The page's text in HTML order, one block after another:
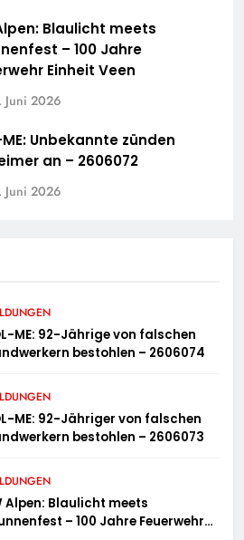
Blaulicht meets
– 100 Jahre
Einheit Veen
Juni 2026
ME: Unbekannte zünden
an – 2606072
Juni 2026
ME: 92-Jährige von falschen
bestohlen – 2606074
ME: 92-Jähriger von falschen
bestohlen – 2606073
Alpen: Blaulicht meets
– 100 Jahre Feuerwehr